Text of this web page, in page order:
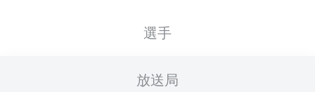
選手
放送局
広告